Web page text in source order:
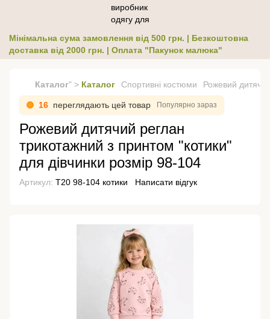
Мінімальна сума замовлення від 500 грн. | Безкоштовна
доставка від 2000 грн. | Оплата "Пакунок малюка"
Каталог" > Каталог Спортивні костюми Рожевий
16 переглядають цей товар Популярно зараз
Рожевий дитячий реглан
трикотажний з принтом "котики"
для дівчинки розмір 98-104
Артикул: Т20 98-104 котики Написати відгук